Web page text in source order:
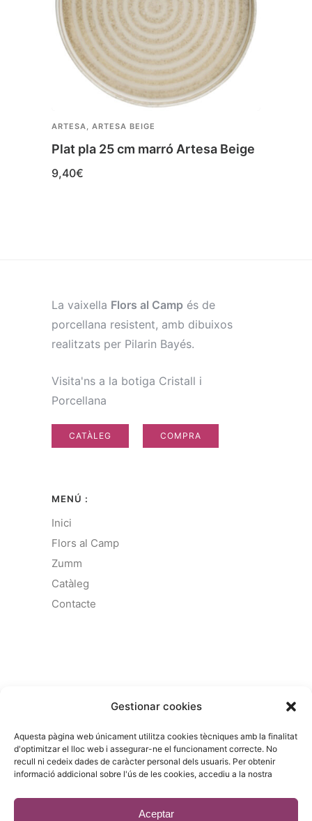
Gestionar cookies
Aquesta pàgina web únicament utilitza cookies tècniques amb la finalitat
d'optimitzar el lloc web i assegurar-ne el funcionament correcte. No
recull ni cedeix dades de caràcter personal dels usuaris. Per obtenir
informació addicional sobre l'ús de les cookies, accediu a la nostra
Aceptar
ARTESA, ARTESA BEIGE
Plat pla 25 cm marró Artesa Beige
9,40€
La vaixella Flors al Camp és de
porcellana resistent, amb dibuixos
realitzats per Pilarin Bayés.
Visita'ns a la botiga Cristall i
Porcellana
CATÀLEG COMPRA
MENÚ :
Inici
Flors al Camp
Zumm
Catàleg
Contacte
08028 Barcelona
93 215 14 13
riera1(@)rieragroup.com